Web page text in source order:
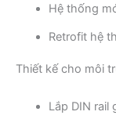
Hệ thống
Retrofit hệ
Thiết kế cho môi
Lắp DIN rail